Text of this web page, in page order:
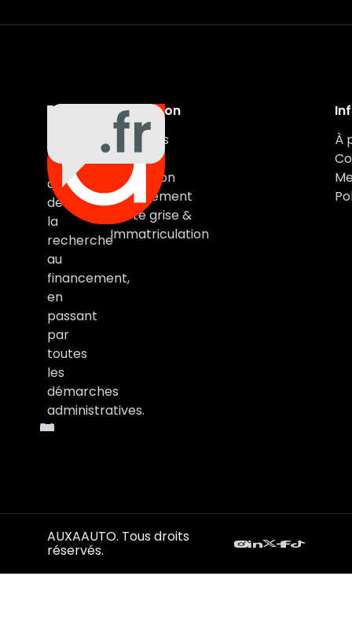
Auto
vous
accompagne
de
la
recherche
au
financement,
en
passant
par
toutes
les
démarches
administratives.
Navigation
Véhicules
Marques
Estimation
Financement
Carte grise &
Immatriculation
À
AUXAAUTO. Tous droits
réservés.